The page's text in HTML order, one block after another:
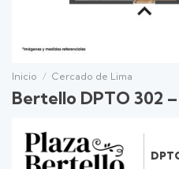
Inicio / Cercado de Lima
Bertello DPTO 302